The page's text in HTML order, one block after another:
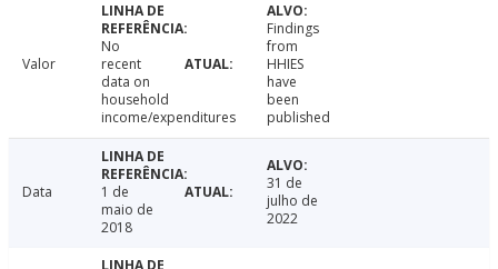
Valor
No
recent
data on
household
income/expenditures
Findings
from
HHIES
have
been
published
Data
1 de
maio de
2018
31 de
julho de
2022